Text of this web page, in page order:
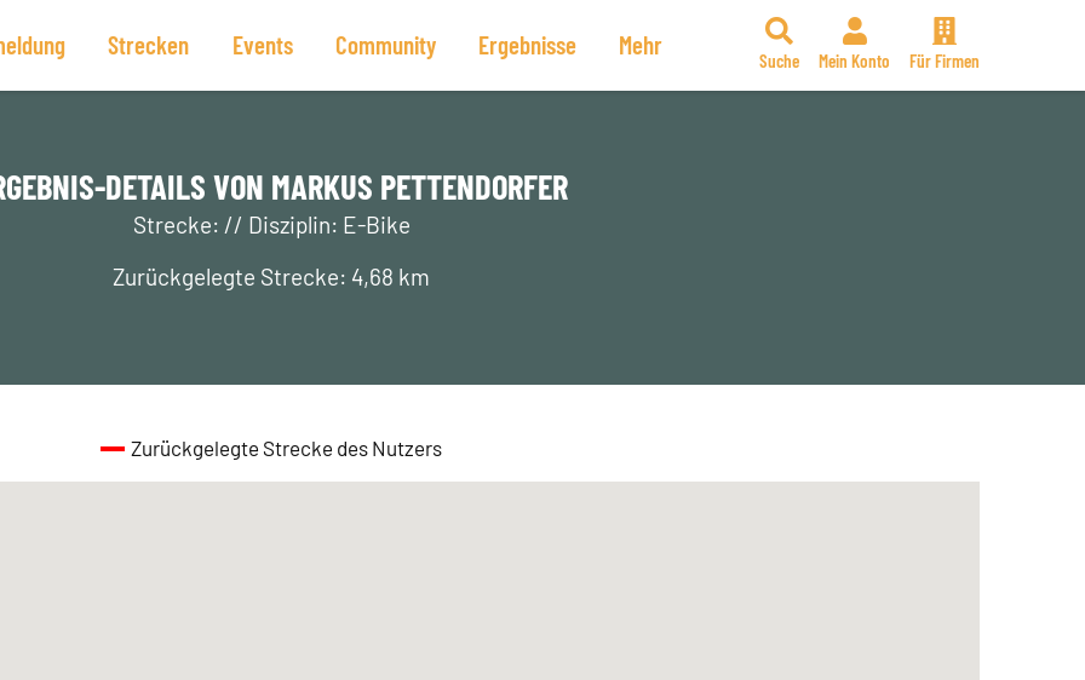
Strecken Events Community Ergebnisse Mehr
Suche Mein Konto Für Firmen
DETAILS VON MARKUS PETTENDORFER
Strecke: // Disziplin: E-Bike
Zurückgelegte Strecke: 4,68 km
Zurückgelegte Strecke des Nutzers